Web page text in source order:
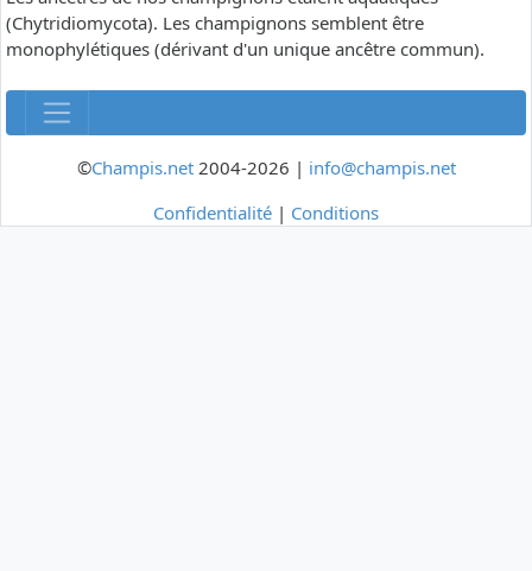
(Chytridiomycota). Les champignons semblent être
monophylétiques (dérivant d'un unique ancêtre commun).
©Champis.net2004-2026 | info@champis.net
Confidentialité | Conditions